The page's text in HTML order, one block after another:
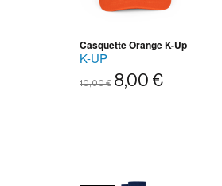
Casquette Orange K-Up
K-UP
10,00 € 8,00 €